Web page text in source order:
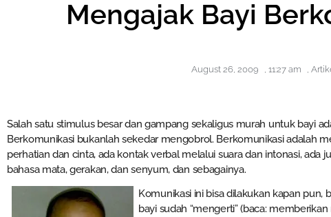
Mengajak Bayi
August 26, 2009 , 11:27 am ,
Salah satu stimulus besar dan gampang sekaligus murah untuk bayi
Berkomunikasi bukanlah sekedar mengobrol. Berkomunikasi adalah
perhatian dan cinta, ada kontak verbal melalui suara dan intonasi, ada
bahasa mata, gerakan, dan senyum, dan sebagainya.
Komunikasi ini bisa dilakukan kapan
bayi sudah “mengerti” (baca: